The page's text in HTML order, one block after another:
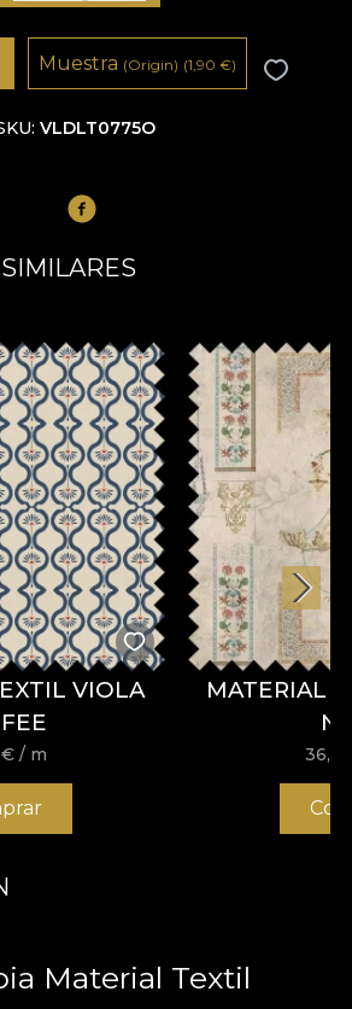
VLDLT0775O
Muestra (Origin) (1,90 €)
VIOLA
€ / m
MATERIAL
Material Textil